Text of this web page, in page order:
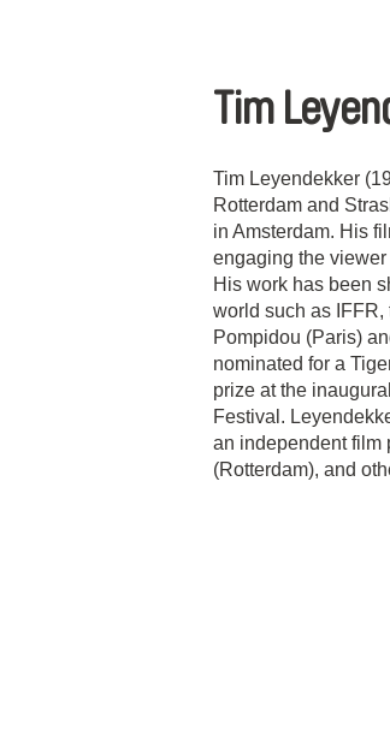
Tim
Tim Leyendekker
Rotterdam and
in Amsterdam. His
engaging the
His work has been
world such as IFFR,
Pompidou (Paris)
nominated for a
prize at the
Festival.
an independent film
(Rotterdam), and